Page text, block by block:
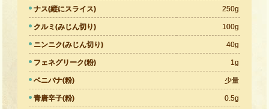
ナス(縦にスライス) 250g
クルミ(みじん切り) 100g
ニンニク(みじん切り) 40g
フェネグリーク(粉) 1g
ベニバナ(粉) 少量
青唐辛子(粉) 0.5g